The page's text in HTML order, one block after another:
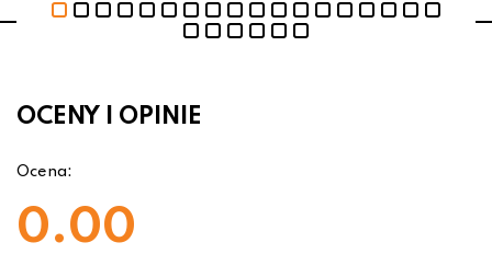
OCENY I OPINIE
Ocena:
0.00